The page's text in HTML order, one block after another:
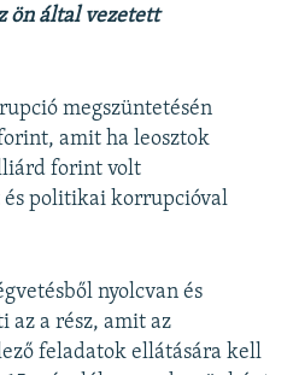
ön által vezetett
megszüntetésén
amit ha leosztok
forint volt
politikai korrupcióval
nyolcvan és
az a rész, amit az
feladatok ellátására kell